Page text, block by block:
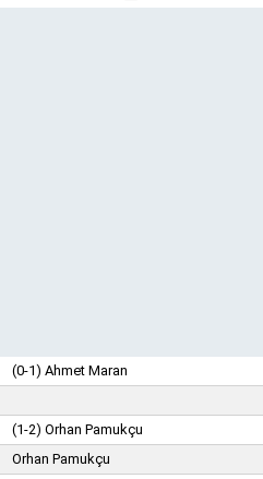
(0-1) Ahmet Maran
(1-2) Orhan Pamukçu
Orhan Pamukçu